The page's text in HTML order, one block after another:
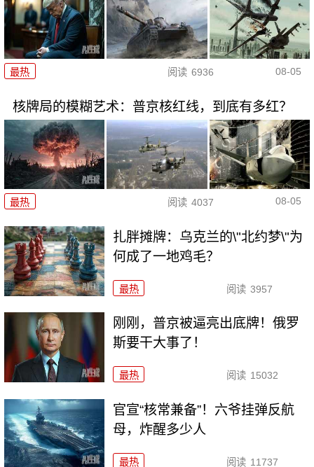
最热 阅读 6936 08-05
核牌局的模糊艺术：普京核红线，到底有多红？
最热 阅读 4037 08-05
扎胖摊牌：乌克兰的\"北约梦\"为
何成了一地鸡毛？
最热 阅读 3957
刚刚，普京被逼亮出底牌！俄罗
斯要干大事了！
最热 阅读 15032
官宣“核常兼备”！六爷挂弹反航
母，炸醒多少人
最热 阅读 11737